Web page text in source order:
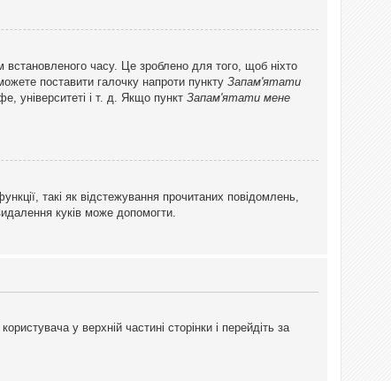
часу. Це зроблено для того, щоб ніхто
поставити галочку напроти пункту Запам'ятати
університеті і т. д. Якщо пункт Запам'ятати мене
такі як відстежування прочитаних повідомлень,
куків може допомогти.
у верхній частині сторінки і перейдіть за